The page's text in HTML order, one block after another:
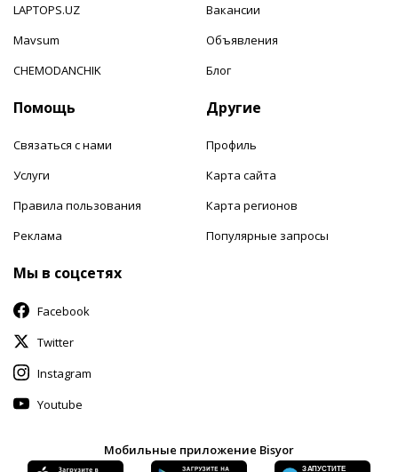
LAPTOPS.UZ
Mavsum
CHEMODANCHIK
Вакансии
Объявления
Блог
Помощь
Связаться с нами
Услуги
Правила пользования
Реклама
Другие
Профиль
Карта сайта
Карта регионов
Популярные запросы
Мы в соцсетях
Facebook
Twitter
Instagram
Youtube
Мобильные приложение Bisyor